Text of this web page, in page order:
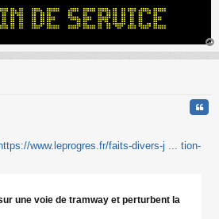
au
https://www.leprogres.fr/faits-divers-j ... tion-
une voie de tramway et perturbent la